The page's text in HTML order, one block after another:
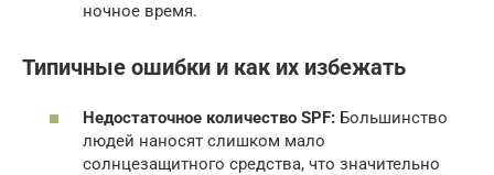
ночное время.
Типичные ошибки и как их избежать
Недостаточное количество SPF: Большинство
людей наносят слишком мало
солнцезащитного средства, что значительно